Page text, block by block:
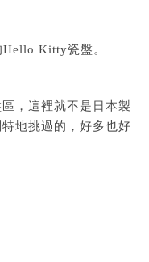
Kitty瓷盤。
，這裡就不是日本製
地挑過的，好多也好